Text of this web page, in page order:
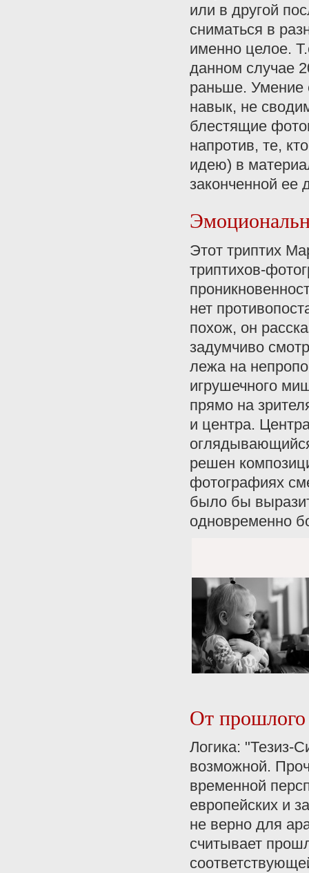
или в другой
сниматься в
именно целое.
данном случае
раньше. Умение
навык, не
блестящие
напротив, те,
идею) в
законченной ее
Этот триптих
триптихов-
нет
похож, он
задумчиво
лежа на
игрушечного
прямо на
и центра.
решен
фотографиях
было бы
одновременно
От
Логика: "Тезиз-
возможной.
временной
европейских и
не верно для
считывает